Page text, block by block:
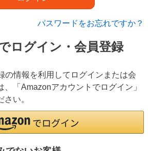
パスワードをお忘れですか？
ログイン・会員登録
の情報を利用してログインまたは会
、「Amazonアカウントでログイン」
い。